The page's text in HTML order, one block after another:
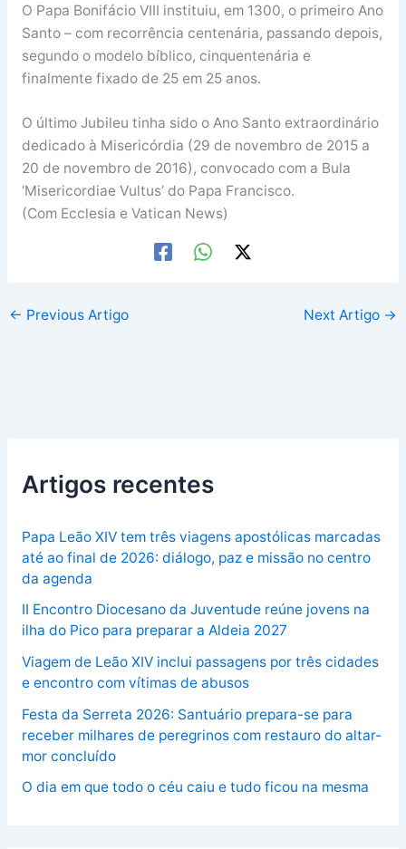
O Papa Bonifácio VIII instituiu, em 1300, o primeiro Ano
Santo – com recorrência centenária, passando depois,
segundo o modelo bíblico, cinquentenária e
finalmente fixado de 25 em 25 anos.
O último Jubileu tinha sido o Ano Santo extraordinário
dedicado à Misericórdia (29 de novembro de 2015 a
20 de novembro de 2016), convocado com a Bula
‘Misericordiae Vultus’ do Papa Francisco.
(Com Ecclesia e Vatican News)
← Previous Artigo Next Artigo →
Artigos recentes
Papa Leão XIV tem três viagens apostólicas marcadas
até ao final de 2026: diálogo, paz e missão no centro
da agenda
II Encontro Diocesano da Juventude reúne jovens na
ilha do Pico para preparar a Aldeia 2027
Viagem de Leão XIV inclui passagens por três cidades
e encontro com vítimas de abusos
Festa da Serreta 2026: Santuário prepara-se para
receber milhares de peregrinos com restauro do altar-
mor concluído
O dia em que todo o céu caiu e tudo ficou na mesma